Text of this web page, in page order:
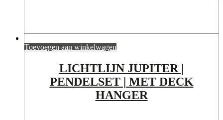
Toevoegen aan winkelwagen
LICHTLIJN JUPITER |
PENDELSET | MET DECK
HANGER